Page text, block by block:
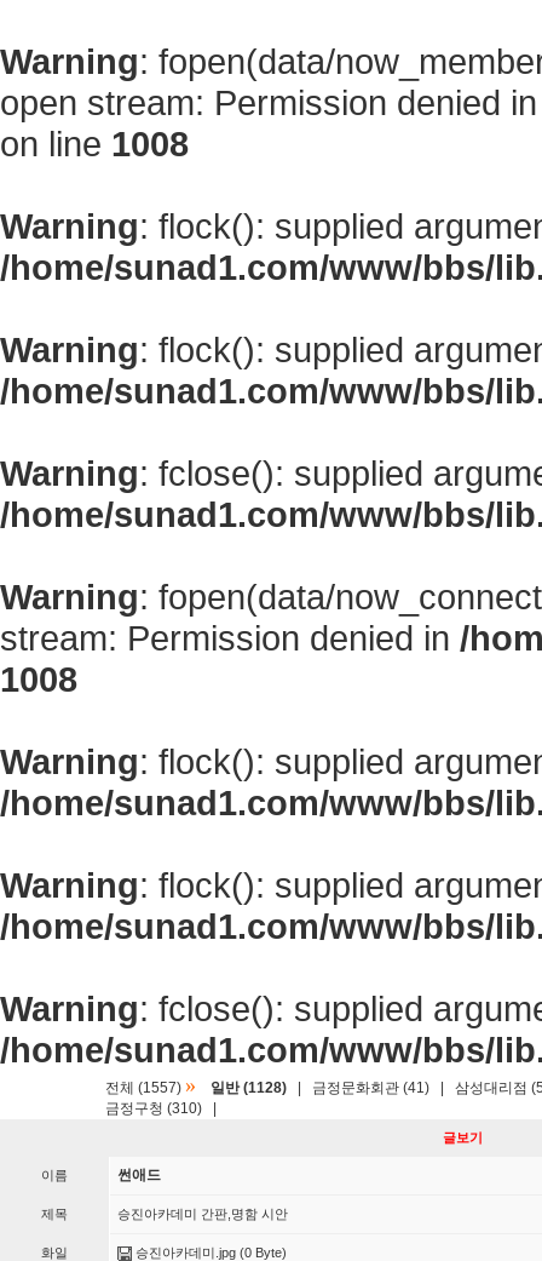
Warning: fopen(data/
open stream: Permission denied
on line 1008
Warning: flock(): supplied
/home/sunad1.com/www/bbs/
Warning: flock(): supplied
/home/sunad1.com/www/bbs/
Warning: fclose(): supplied
/home/sunad1.com/www/bbs/
Warning: fopen(data/
stream: Permission denied in /
1008
Warning: flock(): supplied
/home/sunad1.com/www/bbs/
Warning: flock(): supplied
/home/sunad1.com/www/bbs/
Warning: fclose(): supplied
/home/sunad1.com/www/bbs/
전체 (1557) » 일반 (1128) 금정문화회관 (41)
삼성대리점
금정구청 (310)
글보기
이름 썬애드
제목 승진아카데미 간판,명함 시안
화일 승진아카데미.jpg (0 Byte)